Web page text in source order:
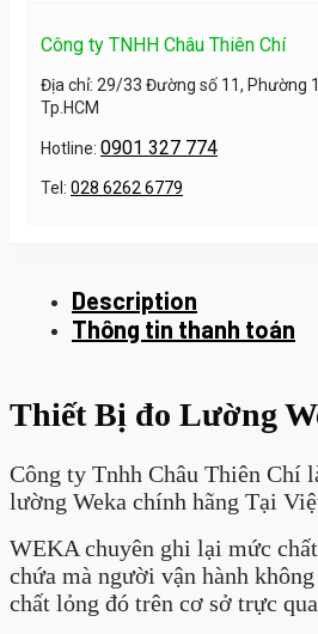
Công ty TNHH Châu Thiên Chí
Địa chỉ: 29/33 Đường số 11, Phường
Tp.HCM
Hotline: 0901 327 774
Tel: 028 6262 6779
Description
Thông tin thanh toán
Thiết Bị đo Lường
Công ty Tnhh Châu Thiên Chí
lường Weka chính hãng Tại
WEKA chuyên ghi lại mức
chứa mà người vận hành
chất lỏng đó trên cơ sở trực